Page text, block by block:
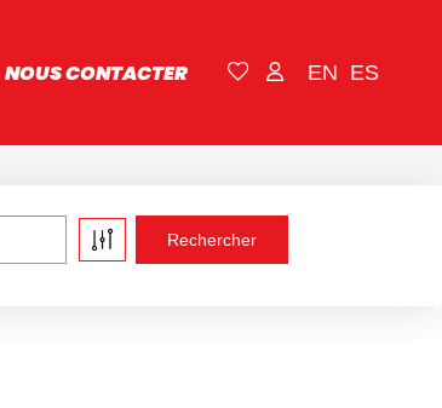
NOUS CONTACTER EN ES